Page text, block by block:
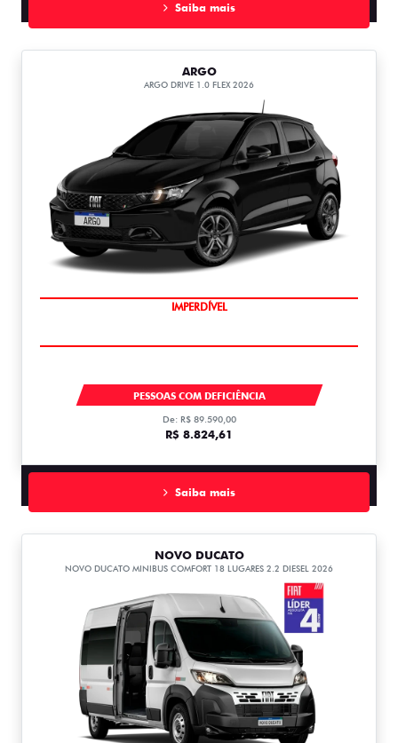
Saiba mais
ARGO
ARGO DRIVE 1.0 FLEX 2026
IMPERDÍVEL
PESSOAS COM DEFICIÊNCIA
De: R$ 89.590,00
R$ 8.824,61
Saiba mais
NOVO DUCATO
NOVO DUCATO MINIBUS COMFORT 18 LUGARES 2.2 DIESEL 2026